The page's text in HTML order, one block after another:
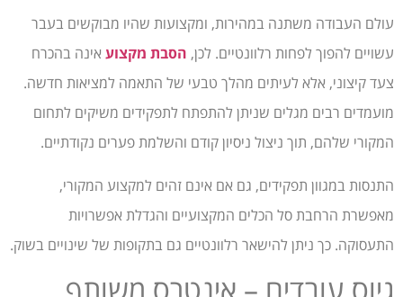
עולם העבודה משתנה במהירות, ומקצועות שהיו מבוקשים בעבר
עשויים להפוך לפחות רלוונטיים. לכן, הסבת מקצוע אינה בהכרח
צעד קיצוני, אלא לעיתים מהלך טבעי של התאמה למציאות חדשה.
מועמדים רבים מגלים שניתן להתפתח לתפקידים משיקים לתחום
המקורי שלהם, תוך ניצול ניסיון קודם והשלמת פערים נקודתיים.
התנסות במגוון תפקידים, גם אם אינם זהים למקצוע המקורי,
מאפשרת הרחבת סל הכלים המקצועיים והגדלת אפשרויות
התעסוקה. כך ניתן להישאר רלוונטיים גם בתקופות של שינויים בשוק.